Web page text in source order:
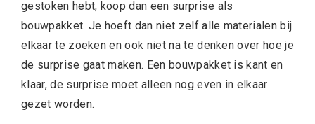
gestoken hebt, koop dan een surprise als
bouwpakket. Je hoeft dan niet zelf alle materialen bij
elkaar te zoeken en ook niet na te denken over hoe je
de surprise gaat maken. Een bouwpakket is kant en
klaar, de surprise moet alleen nog even in elkaar
gezet worden.